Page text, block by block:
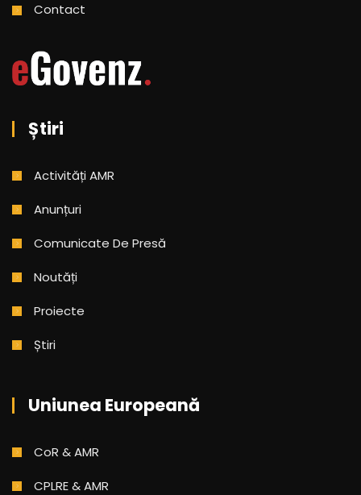
Contact
Știri
Activități AMR
Anunțuri
Comunicate De Presă
Noutăți
Proiecte
Știri
Uniunea Europeană
CoR & AMR
CPLRE & AMR